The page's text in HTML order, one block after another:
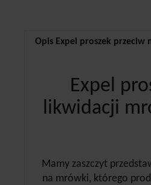
Opis Expel proszek przeciw
Expel
likwidacji
Mamy zaszczyt
na mrówki, którego